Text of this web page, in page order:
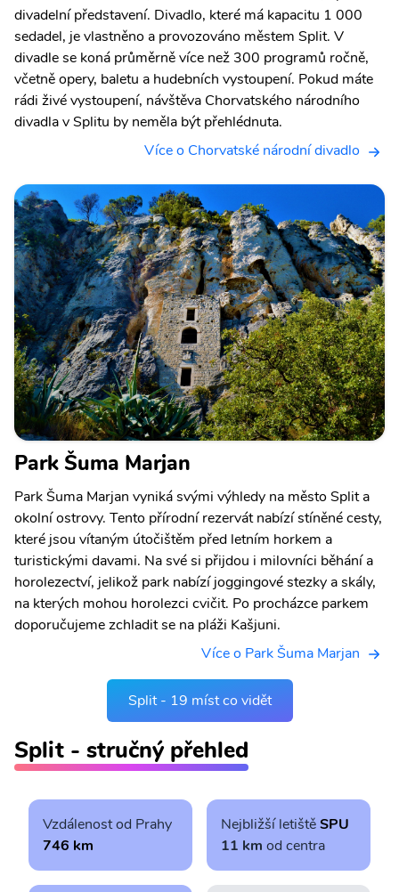
divadelní představení. Divadlo, které má kapacitu 1 000
sedadel, je vlastněno a provozováno městem Split. V
divadle se koná průměrně více než 300 programů ročně,
včetně opery, baletu a hudebních vystoupení. Pokud máte
rádi živé vystoupení, návštěva Chorvatského národního
divadla v Splitu by neměla být přehlédnuta.
Více o Chorvatské národní divadlo
Park Šuma Marjan
Park Šuma Marjan vyniká svými výhledy na město Split a
okolní ostrovy. Tento přírodní rezervát nabízí stíněné cesty,
které jsou vítaným útočištěm před letním horkem a
turistickými davami. Na své si přijdou i milovníci běhání a
horolezectví, jelikož park nabízí joggingové stezky a skály,
na kterých mohou horolezci cvičit. Po procházce parkem
doporučujeme zchladit se na pláži Kašjuni.
Více o Park Šuma Marjan
Split - 19 míst co vidět
Split - stručný přehled
Vzdálenost od Prahy
746 km
Nejbližší letištěSPU
11 km od centra